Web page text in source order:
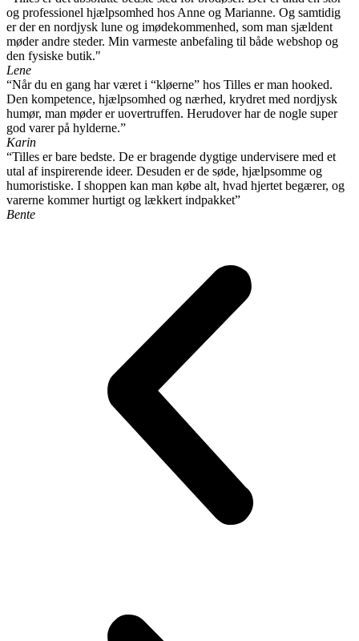
og professionel hjælpsomhed hos Anne og Marianne. Og samtidig
er der en nordjysk lune og imødekommenhed, som man sjældent
møder andre steder. Min varmeste anbefaling til både webshop og
den fysiske butik."
Lene
“Når du en gang har været i “kløerne” hos Tilles er man hooked.
Den kompetence, hjælpsomhed og nærhed, krydret med nordjysk
humør, man møder er uovertruffen. Herudover har de nogle super
god varer på hylderne.”
Karin
“Tilles er bare bedste. De er bragende dygtige undervisere med et
utal af inspirerende ideer. Desuden er de søde, hjælpsomme og
humoristiske. I shoppen kan man købe alt, hvad hjertet begærer, og
varerne kommer hurtigt og lækkert indpakket”
Bente